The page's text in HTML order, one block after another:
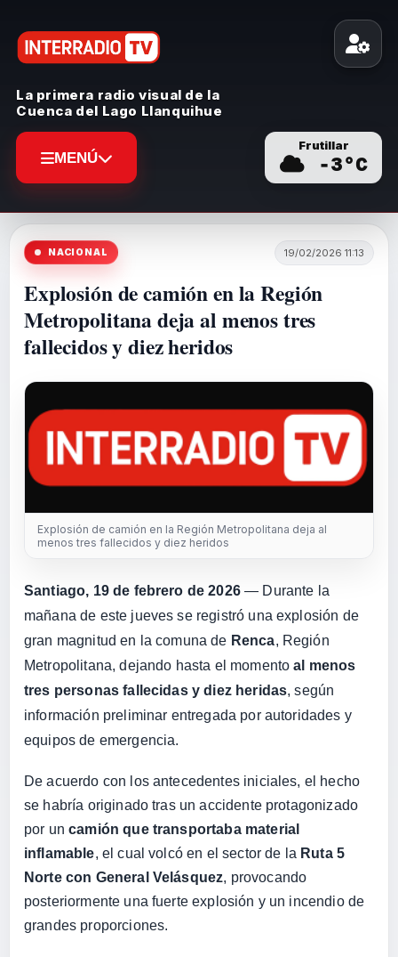
La primera radio visual de la
Cuenca del Lago Llanquihue
Frutillar
-3°C
MENÚ
NACIONAL 19/02/2026 11:13
Explosión de camión en la Región
Metropolitana deja al menos tres
fallecidos y diez heridos
Explosión de camión en la Región Metropolitana deja al
menos tres fallecidos y diez heridos
Santiago, 19 de febrero de 2026— Durante la
mañana de este jueves se registró una explosión de
gran magnitud en la comuna de Renca, Región
Metropolitana, dejando hasta el momentoal menos
tres personas fallecidas y diez heridas, según
información preliminar entregada por autoridades y
equipos de emergencia.
De acuerdo con los antecedentes iniciales, el hecho
se habría originado tras un accidente protagonizado
por uncamión que transportaba material
inflamable, el cual volcó en el sector de la Ruta 5
Norte con General Velásquez, provocando
posteriormente una fuerte explosión y un incendio de
grandes proporciones.